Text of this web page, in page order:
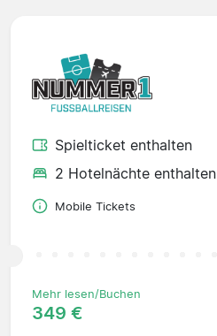
Spielticket enthalten
2 Hotelnächte enthalten
Mobile Tickets
Mehr lesen/Buchen
349 €